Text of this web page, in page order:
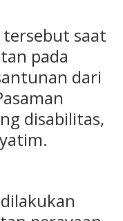
saat
pada
dari
disabilitas,